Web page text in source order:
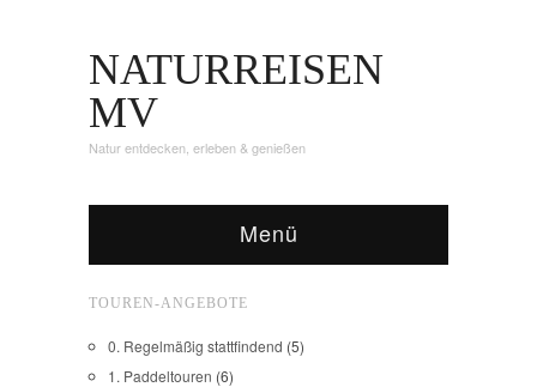
NATURREISEN
MV
Natur entdecken, erleben & genießen
Menü
TOUREN-ANGEBOTE
0. Regelmäßig stattfindend (5)
1. Paddeltouren (6)